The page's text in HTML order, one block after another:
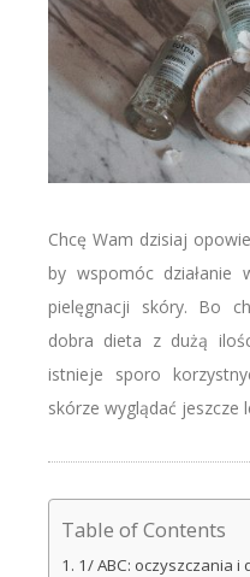
Chcę Wam dzisiaj
by wspomóc działanie
pielęgnacji skóry. Bo
dobra dieta z dużą
istnieje sporo
skórze wyglądać jeszcze
Table of Contents
1/ ABC: oczyszczania i